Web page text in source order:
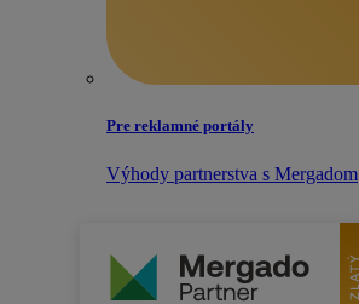
Pre reklamné portály
Výhody partnerstva s Mergadom